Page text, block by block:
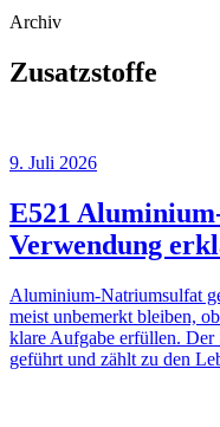
Archiv
Zusatzstoffe
9. Juli 2026
E521
Verwendung
Aluminium-Natriumsulfat
meist unbemerkt bleiben,
klare Aufgabe erfüllen.
geführt und zählt zu den